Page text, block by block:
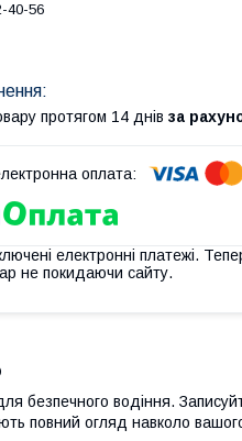
40-56
протягом 14 днів за
електронні платежі.
не покидаючи сайту.
безпечного водіння.
повний огляд навколо